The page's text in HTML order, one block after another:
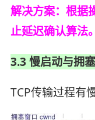
解决方案：根据
止延迟确认算法。
3.3 慢启动与拥
TCP传输过程有